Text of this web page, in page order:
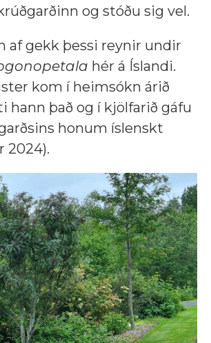
og stóðu sig vel.
af gekk þessi reynir undir
hér á Íslandi.
kom í heimsókn árið
hann það og í kjölfarið gáfu
honum íslenskt
2024).